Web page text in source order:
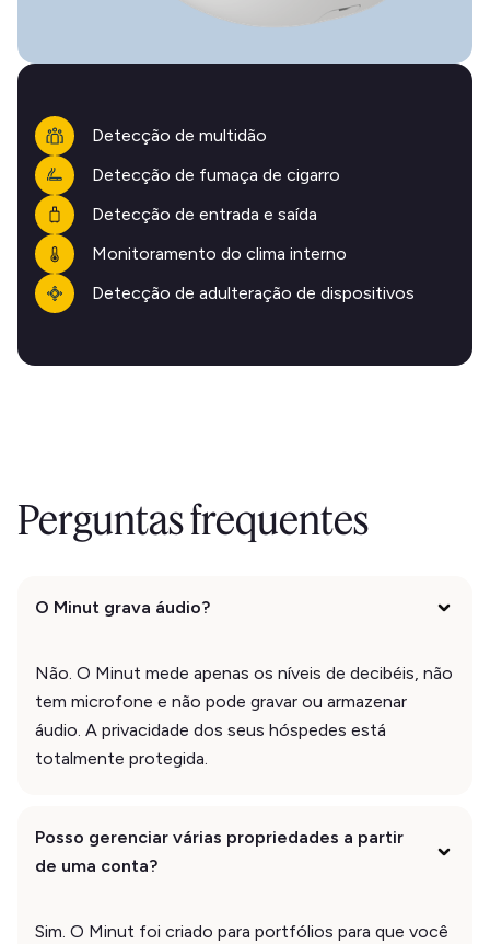
Detecção de multidão
Detecção de fumaça de cigarro
Detecção de entrada e saída
Monitoramento do clima interno
Detecção de adulteração de dispositivos
Perguntas frequentes
O Minut grava áudio?
Não. O Minut mede apenas os níveis de decibéis, não
tem microfone e não pode gravar ou armazenar
áudio. A privacidade dos seus hóspedes está
totalmente protegida.
Posso gerenciar várias propriedades a partir
de uma conta?
Sim. O Minut foi criado para portfólios para que você